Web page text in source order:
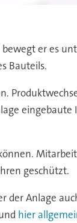
er es
Bauteils.
eingebaute
geschützt.
der Anlage
hier